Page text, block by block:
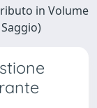
in Volume